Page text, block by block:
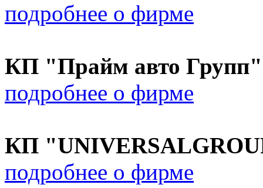
подробнее о фирме
КП "Прайм авто Групп"
подробнее о фирме
КП
подробнее о фирме